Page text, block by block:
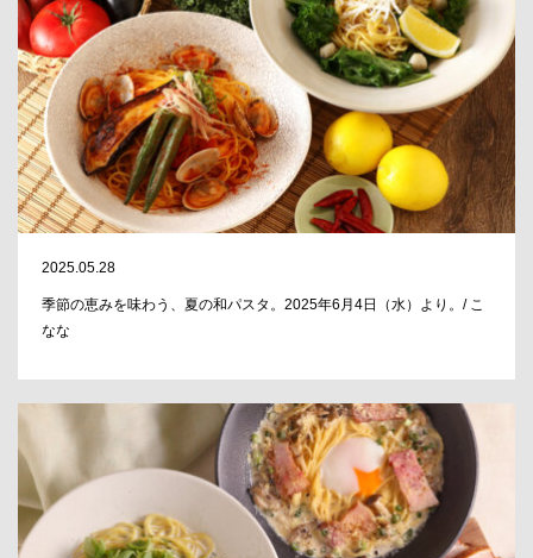
2025.05.28
季節の恵みを味わう、夏の和パスタ。2025年6月4日（水）より。/ こ
なな